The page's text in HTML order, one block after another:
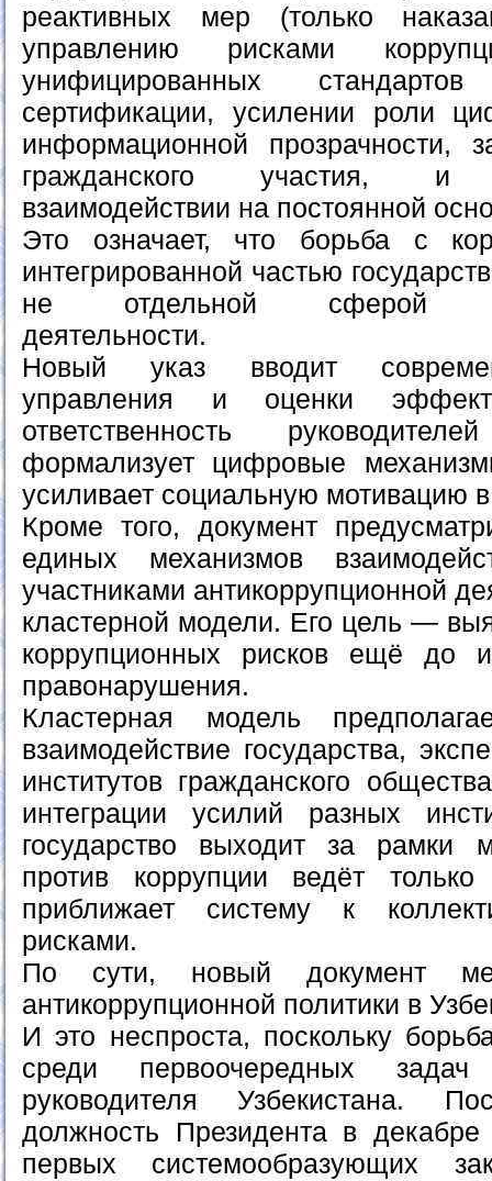
реактивных мер (только
управлению рисками
унифицированных
сертификации, усилении роли
информационной прозрачности,
гражданского участия, и
взаимодействии на постоянной
Это означает, что борьба с
интегрированной частью
не отдельной сферой
деятельности.
Новый указ вводит
управления и оценки
ответственность
формализует цифровые
усиливает социальную мотивацию
Кроме того, документ
единых механизмов
участниками антикоррупционной
кластерной модели. Его цель —
коррупционных рисков ещё до
правонарушения.
Кластерная модель
взаимодействие государства,
институтов гражданского
интеграции усилий разных
государство выходит за рамки
против коррупции ведёт
приближает систему к
рисками.
По сути, новый документ
антикоррупционной политики в
И это неспроста, поскольку
среди первоочередных
руководителя Узбекистана.
должность Президента в
первых системообразующих